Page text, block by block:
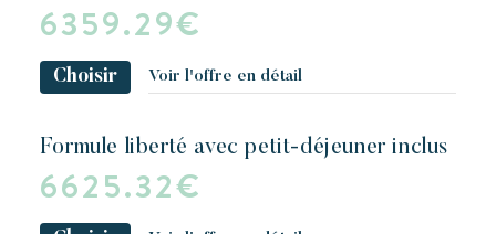
6359.29€
Choisir Voir l'offre en détail
formule liberté avec petit-déjeuner inclus
6625.32€